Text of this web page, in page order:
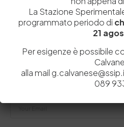
La Stazione
programmato periodo di
21
Per esigenze è possibile
alla mail
089